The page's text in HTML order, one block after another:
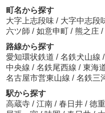
町名から探す
大字上志段味 / 大字中志段
六ツ師 / 如意申町 / 熊之庄 /
路線から探す
愛知環状鉄道 / 名鉄犬山線 /
中央線 / 名鉄尾西線 / 東海
名古屋市営東山線 / 名鉄三
駅から探す
高蔵寺 / 江南 / 春日井 / 徳